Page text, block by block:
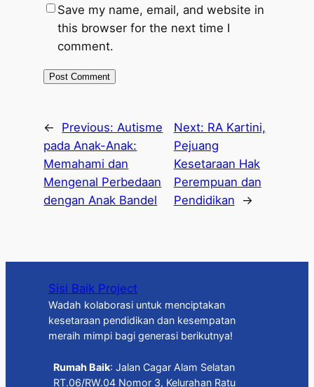
Save my name, email, and website in
this browser for the next time I
comment.
← Previous:Autisme
pada Anak-Anak:
Memahami dan
Mengenal Perbedaan
dengan Anak Bandel
Next: RA Kartini,
Pejuang
Kesetaraan Hak
Perempuan dan
Pendidikan
→
Sisi Baik Project
Wadah kolaborasi untuk menciptakan
kesetaraan pendidikan dan kesempatan
meraih mimpi bagi generasi berikutnya!
Rumah Baik: Jalan Cagar Alam Selatan
RT.06/RW.04 Nomor 3, Kelurahan Ratu